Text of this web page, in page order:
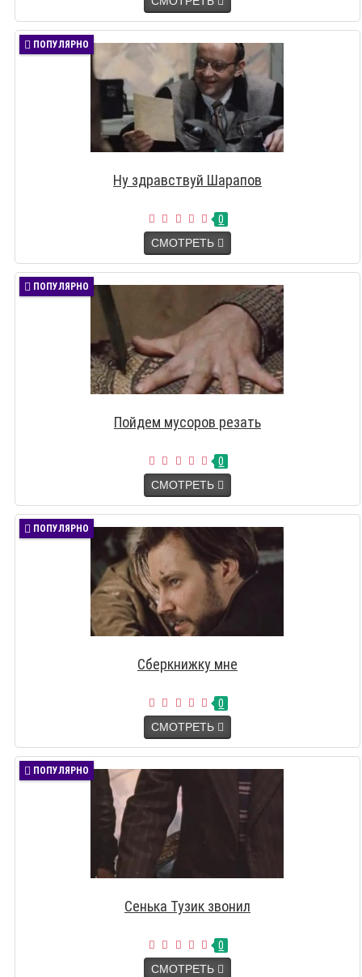
ПОПУЛЯРНО
Ну здравствуй Шарапов
0
СМОТРЕТЬ
ПОПУЛЯРНО
Пойдем мусоров резать
0
СМОТРЕТЬ
ПОПУЛЯРНО
Сберкнижку мне
0
СМОТРЕТЬ
ПОПУЛЯРНО
Сенька Тузик звонил
0
СМОТРЕТЬ